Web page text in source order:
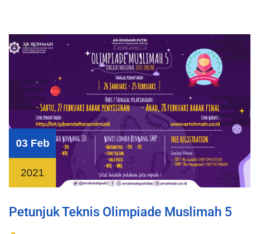
03 Feb
2021
Petunjuk Teknis Olimpiade Muslimah 5